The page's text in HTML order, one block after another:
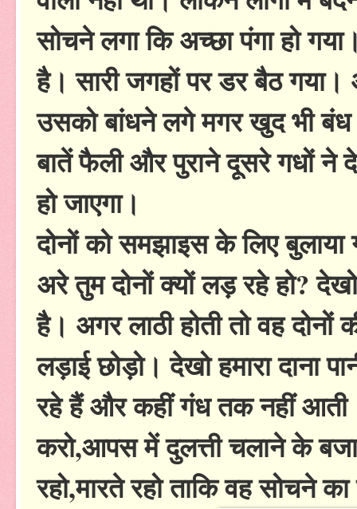
सोचने लगा कि अच्छा पंगा हो
है। सारी जगहों पर डर बैठ गया।
उसको बांधने लगे मगर खुद भी
बातें फैली और पुराने दूसरे गधों ने
हो जाएगा।
दोनों को समझाइस के लिए बुलाया
अरे तुम दोनों क्यों लड़ रहे हो?
है। अगर लाठी होती तो वह
लड़ाई छोड़ो। देखो हमारा दाना
रहे हैं और कहीं गंध तक नहीं
करो,आपस में दुलत्ती चलाने के
रहो,मारते रहो ताकि वह सोचने